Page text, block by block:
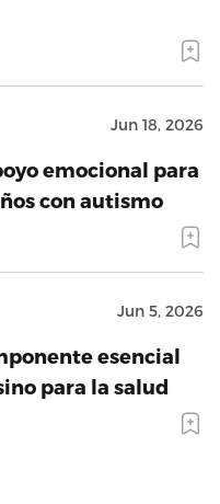
Jun 18, 2026
emocional para
con autismo
Jun 5, 2026
esencial
para la salud